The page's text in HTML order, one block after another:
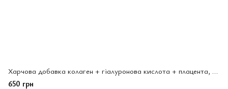
Харчова добавка колаген + гіалуронова кислота + плацента, Unimat Riken,150 таблеток (672908)
650 грн